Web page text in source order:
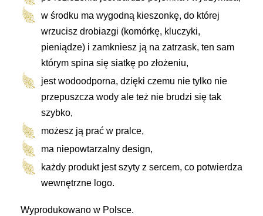
w środku ma wygodną kieszonkę, do której
wrzucisz drobiazgi (komórkę, kluczyki,
pieniądze) i zamkniesz ją na zatrzask, ten sam
którym spina się siatkę po złożeniu,
jest wodoodporna, dzięki czemu nie tylko nie
przepuszcza wody ale też nie brudzi się tak
szybko,
możesz ją prać w pralce,
ma niepowtarzalny design,
każdy produkt jest szyty z sercem, co potwierdza
wewnętrzne logo.
Wyprodukowano w Polsce.